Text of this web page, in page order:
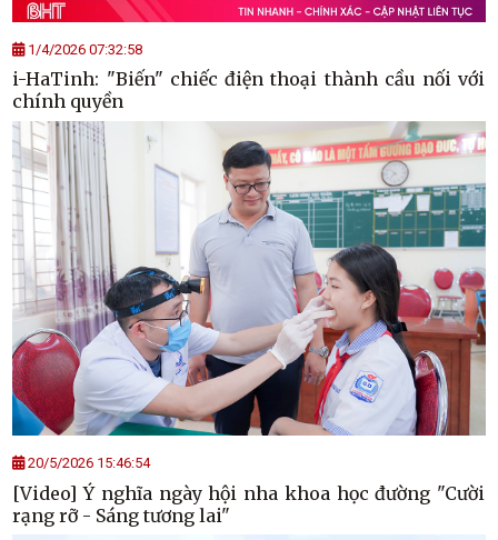
1/4/2026 07:32:58
i-HaTinh: "Biến" chiếc điện thoại thành cầu nối với
chính quyền
20/5/2026 15:46:54
[Video] Ý nghĩa ngày hội nha khoa học đường "Cười
rạng rỡ - Sáng tương lai"